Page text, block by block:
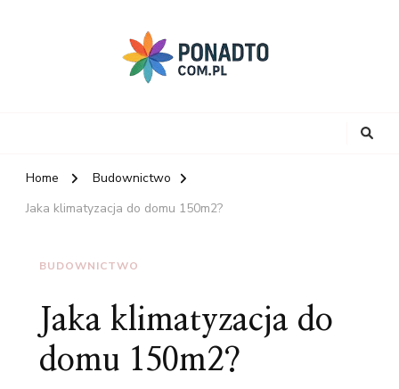
Home
Budownictwo
Jaka klimatyzacja do domu 150m2?
BUDOWNICTWO
Jaka klimatyzacja do
domu 150m2?